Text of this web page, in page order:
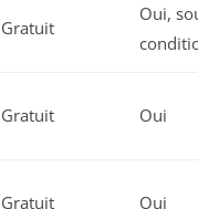
Gratuit
Oui,
Gratuit Oui
Gratuit Oui